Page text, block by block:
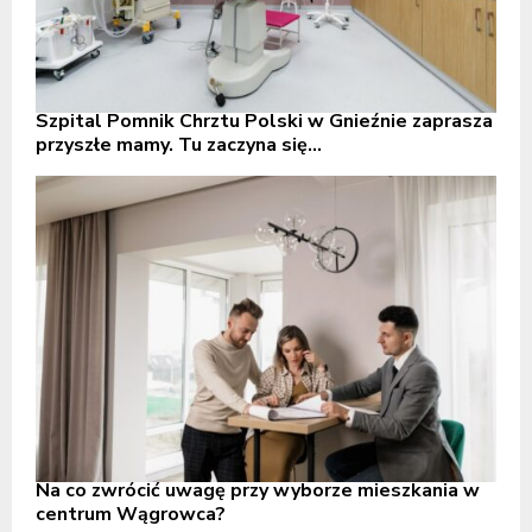
Szpital Pomnik Chrztu Polski w Gnieźnie zaprasza
przyszłe mamy. Tu zaczyna się...
Na co zwrócić uwagę przy wyborze mieszkania w
centrum Wągrowca?